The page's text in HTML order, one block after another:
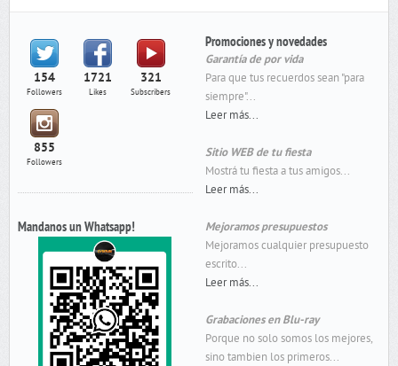
154
Followers
1721
Likes
321
Subscribers
855
Followers
Mandanos un Whatsapp!
Promociones y novedades
Garantía de por vida
Para que tus recuerdos sean "para
siempre"...
Leer más...
Sitio WEB de tu fiesta
Mostrá tu fiesta a tus amigos...
Leer más...
Mejoramos presupuestos
Mejoramos cualquier presupuesto
escrito...
Leer más...
Grabaciones en Blu-ray
Porque no solo somos los mejores,
sino tambien los primeros...